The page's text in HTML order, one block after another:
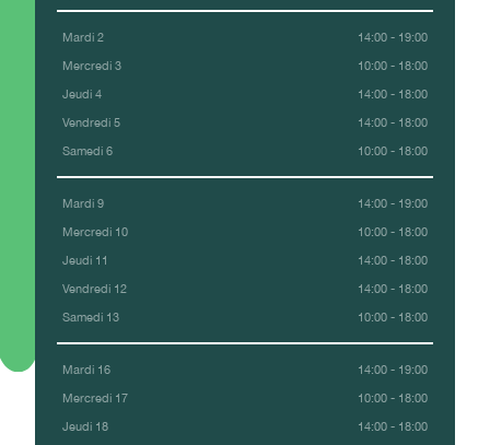
Mardi 2 14:00 - 19:00
Mercredi 3 10:00 - 18:00
Jeudi 4 14:00 - 18:00
Vendredi 5 14:00 - 18:00
Samedi 6 10:00 - 18:00
Mardi 9 14:00 - 19:00
Mercredi 10 10:00 - 18:00
Jeudi 11 14:00 - 18:00
Vendredi 12 14:00 - 18:00
Samedi 13 10:00 - 18:00
Mardi 16 14:00 - 19:00
Mercredi 17 10:00 - 18:00
Jeudi 18 14:00 - 18:00